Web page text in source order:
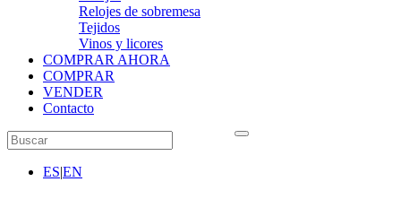
Relojes de sobremesa
Tejidos
Vinos y licores
COMPRAR AHORA
COMPRAR
VENDER
Contacto
ES|EN